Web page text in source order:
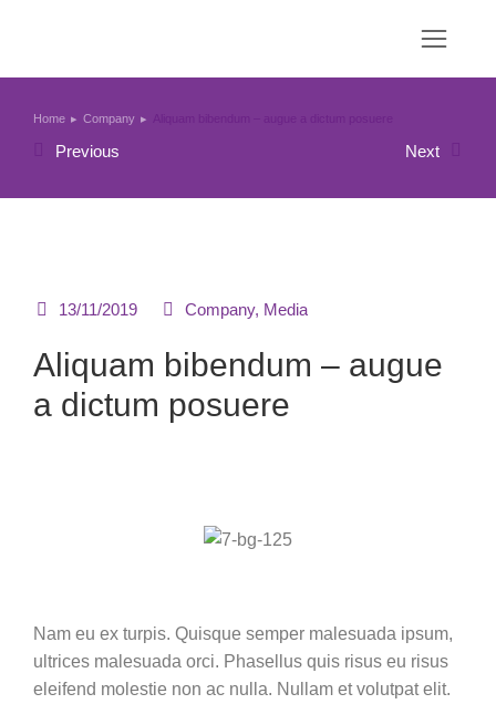
You are here:
Home Company
Previous Next
13/11/2019 Company, Media
Aliquam bibendum – augue
a dictum posuere
Nam eu ex turpis. Quisque semper malesuada ipsum,
ultrices malesuada orci. Phasellus quis risus eu risus
eleifend molestie non ac nulla. Nullam et volutpat elit.